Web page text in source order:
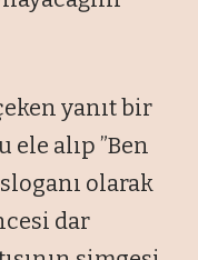
yanıt bir
alıp ”Ben
olarak
dar